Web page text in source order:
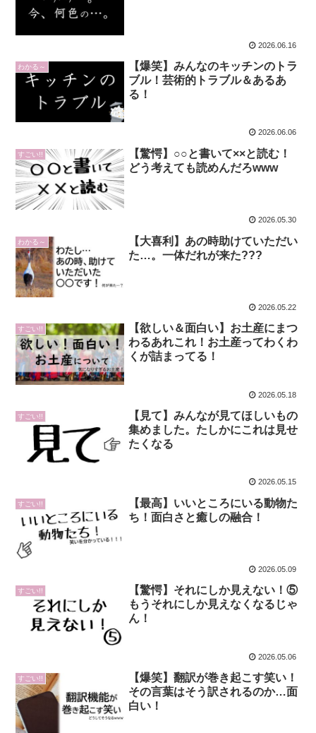
2026.06.16
わかる～
【爆笑】みんなのキッチンのトラ
ブル！芸術的トラブル＆あるあ
る！
2026.06.06
すごい!!
【驚愕】○○と書いて××と読む！
どう考えても読めんだろwww
2026.05.30
わかる～
【大喜利】あの時助けていただい
た…。一体だれが来た???
2026.05.22
すごい!!
【欲しい＆面白い】お土産にまつ
わるあれこれ！お土産ってわくわ
くが詰まってる！
2026.05.18
すごい!!
【見て】みんなが見てほしいもの
集めました。たしかにこれは見せ
たくなる
2026.05.15
すごい!!
【最高】いいところにいる動物た
ち！面白さと癒しの融合！
2026.05.09
すごい!!
【驚愕】それにしか見えない！⑤
もうそれにしか見えなくなるじゃ
ん！
2026.05.06
すごい!!
【爆笑】翻訳が巻き起こす笑い！
その言葉はそう訳されるのか…面
白い！